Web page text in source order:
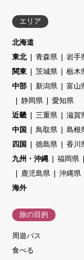
エリア
北海道
東北
青森県 岩手
関東
茨城県 栃木
中部
新潟県 富山
静岡県
愛知県
近畿
三重県 滋賀
中国
鳥取県 島根
四国
徳島県 香川
九州・沖縄
福岡県
鹿児島県
沖縄県
海外
旅の目的
周遊パス
食べる